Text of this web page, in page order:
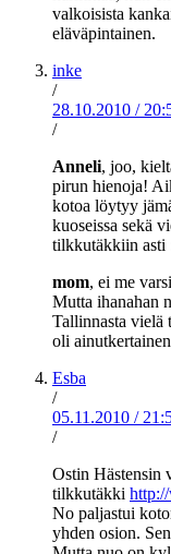
valkoisista
eläväpintainen.
inke
/
28.10.2010 /
/
Anneli, joo,
pirun hienoja!
kotoa löytyy
kuoseissa sekä
tilkkutäkkiin asti
mom, ei me
Mutta ihanahan
Tallinnasta vielä
oli
Esba
/
05.11.2010 /
/
Ostin Hästensin
tilkkutäkki
No paljastui
yhden osion.